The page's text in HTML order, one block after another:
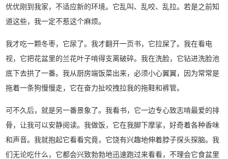
优优刚到我家，不适应新的环境。它乱叫、乱咬、乱拉。若是之前知
道这些，我一定不惹这个麻烦。
我才吃一颗冬枣，它尿了。我才翻开一页书，它拉屎了。我在看电
视，它把花盆里的兰花叶子啃得支离破碎。我在洗脸，它钻进洗脸池
底下去拱了一番。我从厨房端饭菜出来，必须小心翼翼，因为常常是
拖着一条狗慢慢走，它在奋力扯咬拽拉我的拖鞋和裤管。
可不久后，就是另一番景象了。我看书，它一边专心致志啃最爱的排
骨，让我可以安静阅读。我做饭，它在我脚下摩挲，好奇着各种香味
和声音。我就抱起它看看究竟，它饶有兴趣地伸着脖子探头探脑。我
们无论吃什么，它都会兴致勃勃地迅速跑过来看看，不理会它食盆里